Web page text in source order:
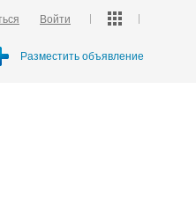
Войти
Разместить объявление